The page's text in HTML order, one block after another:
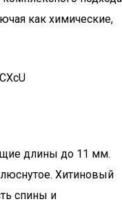
как химические,
длины до 11 мм.
Хитиновый
спины и